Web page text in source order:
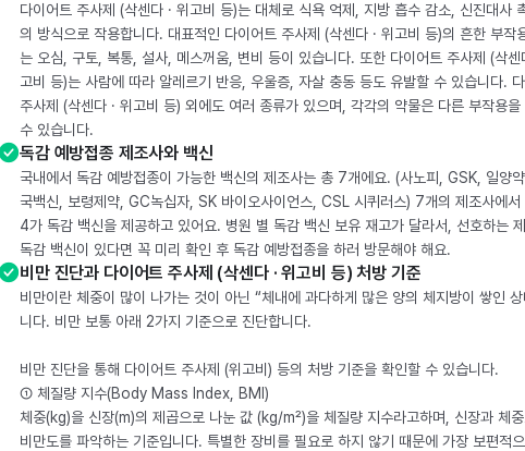
다이어트 주사제 (삭센다 · 위고비 등)는 대체로 식욕 억제, 지방 흡수 감소, 신진대사
의 방식으로 작용합니다. 대표적인 다이어트 주사제 (삭센다 · 위고비 등)의 흔한 부작
는 오심, 구토, 복통, 설사, 메스꺼움, 변비 등이 있습니다. 또한 다이어트 주사제 (삭센
고비 등)는 사람에 따라 알레르기 반응, 우울증, 자살 충동 등도 유발할 수 있습니다.
주사제 (삭센다 · 위고비 등) 외에도 여러 종류가 있으며, 각각의 약물은 다른 부작용을
수 있습니다.
독감 예방접종 제조사와 백신
국내에서 독감 예방접종이 가능한 백신의 제조사는 총 7개에요. (사노피, GSK, 일양
국백신, 보령제약, GC녹십자, SK 바이오사이언스, CSL 시퀴러스) 7개의 제조사에서
4가 독감 백신을 제공하고 있어요. 병원 별 독감 백신 보유 재고가 달라서, 선호하는
독감 백신이 있다면 꼭 미리 확인 후 독감 예방접종을 하러 방문해야 해요.
비만 진단과 다이어트 주사제 (삭센다 · 위고비 등) 처방 기준
비만이란 체중이 많이 나가는 것이 아닌 “체내에 과다하게 많은 양의 체지방이 쌓인
니다. 비만 보통 아래 2가지 기준으로 진단합니다.
비만 진단을 통해 다이어트 주사제 (위고비) 등의 처방 기준을 확인할 수 있습니다.
① 체질량 지수(Body Mass Index, BMI)
체중(kg)을 신장(m)의 제곱으로 나눈 값 (kg/m²)을 체질량 지수라고하며, 신장과 체
비만도를 파악하는 기준입니다. 특별한 장비를 필요로 하지 않기 때문에 가장 보편적